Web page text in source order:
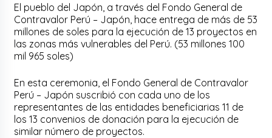
El pueblo del Japón, a través del Fondo General de
Contravalor Perú – Japón, hace entrega de más de 53
millones de soles para la ejecución de 13 proyectos en
las zonas más vulnerables del Perú. (53 millones 100
mil 965 soles)
En esta ceremonia, el Fondo General de Contravalor
Perú – Japón suscribió con cada uno de los
representantes de las entidades beneficiarias 11 de
los 13 convenios de donación para la ejecución de
similar número de proyectos.